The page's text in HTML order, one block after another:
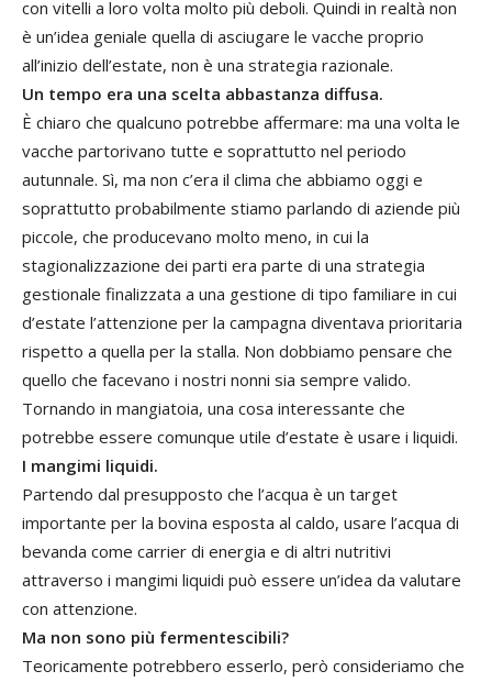
con vitelli a loro volta molto più deboli. Quindi in realtà non
è un’idea geniale quella di asciugare le vacche proprio
all’inizio dell’estate, non è una strategia razionale.
Un tempo era una scelta abbastanza diffusa.
È chiaro che qualcuno potrebbe affermare: ma una volta le
vacche partorivano tutte e soprattutto nel periodo
autunnale. Sì, ma non c’era il clima che abbiamo oggi e
soprattutto probabilmente stiamo parlando di aziende più
piccole, che producevano molto meno, in cui la
stagionalizzazione dei parti era parte di una strategia
gestionale finalizzata a una gestione di tipo familiare in cui
d’estate l’attenzione per la campagna diventava prioritaria
rispetto a quella per la stalla. Non dobbiamo pensare che
quello che facevano i nostri nonni sia sempre valido.
Tornando in mangiatoia, una cosa interessante che
potrebbe essere comunque utile d’estate è usare i liquidi.
I mangimi liquidi.
Partendo dal presupposto che l’acqua è un target
importante per la bovina esposta al caldo, usare l’acqua di
bevanda come carrier di energia e di altri nutritivi
attraverso i mangimi liquidi può essere un’idea da valutare
con attenzione.
Ma non sono più fermentescibili?
Teoricamente potrebbero esserlo, però consideriamo che